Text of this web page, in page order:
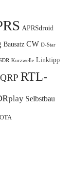
APRSdroid
Bausatz CW D-Star
Kurzwelle Linktipp
QRP RTL-
Selbstbau